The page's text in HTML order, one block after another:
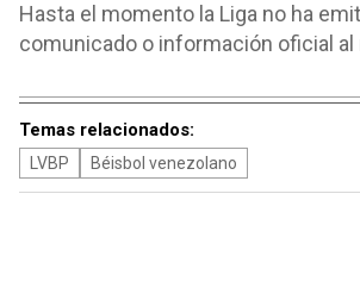
Hasta el momento la Liga no ha
comunicado o información oficial
Temas relacionados:
LVBP Béisbol venezolano